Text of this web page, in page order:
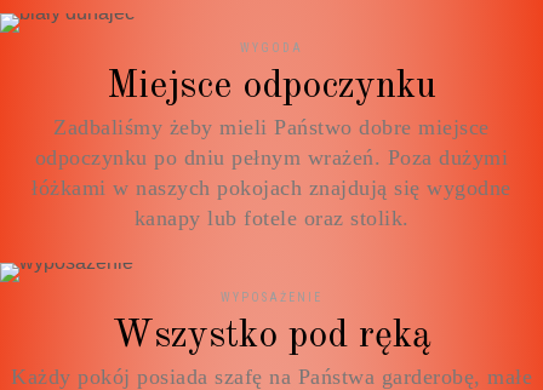
WYGODA
Miejsce odpoczynku
Zadbaliśmy żeby mieli Państwo dobre miejsce
odpoczynku po dniu pełnym wrażeń. Poza dużymi
łóżkami w naszych pokojach znajdują się wygodne
kanapy lub fotele oraz stolik.
WYPOSAŻENIE
Wszystko pod ręką
Każdy pokój posiada szafę na Państwa garderobę, małe